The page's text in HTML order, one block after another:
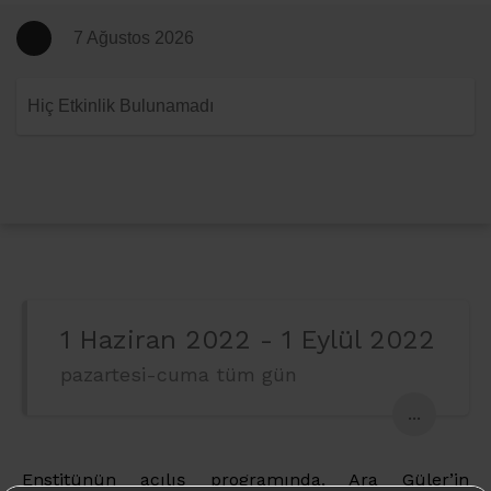
7 Ağustos 2026
Hiç Etkinlik Bulunamadı
1 Haziran 2022 - 1 Eylül 2022
pazartesi-cuma tüm gün
...
Enstitünün açılış programında, Ara Güler’in